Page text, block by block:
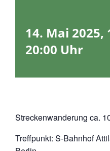
14. Mai 2025,
20:00 Uhr
Streckenwanderung ca.
Treffpunkt: S-Bahnhof